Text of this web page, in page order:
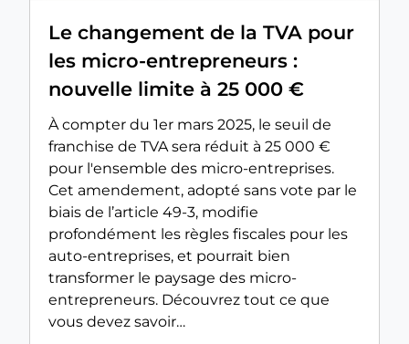
Le changement de la TVA pour
les micro-entrepreneurs :
nouvelle limite à 25 000 €
À compter du 1er mars 2025, le seuil de
franchise de TVA sera réduit à 25 000 €
pour l'ensemble des micro-entreprises.
Cet amendement, adopté sans vote par le
biais de l’article 49-3, modifie
profondément les règles fiscales pour les
auto-entreprises, et pourrait bien
transformer le paysage des micro-
entrepreneurs. Découvrez tout ce que
vous devez savoir…